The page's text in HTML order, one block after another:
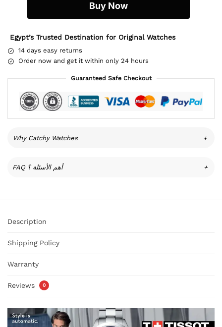
Buy Now
Egypt’s Trusted Destination for Original Watches
14 days easy returns
Order now and get it within only 24 hours
Guaranteed Safe Checkout
Why Catchy Watches +
FAQ أهم الأسئلة ؟ +
Description
Shipping Policy
Warranty
Reviews 0